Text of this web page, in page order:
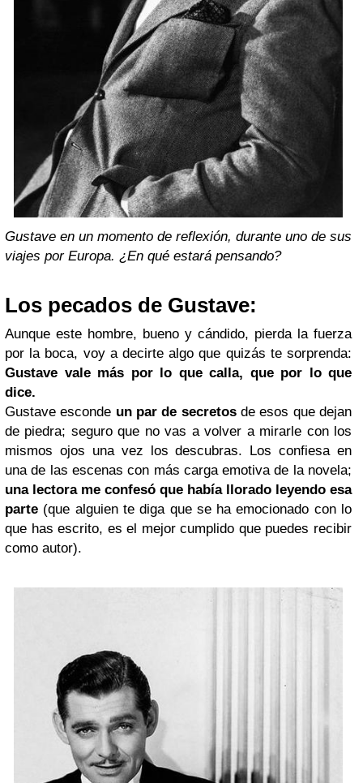
Gustave en un momento de reflexión, durante uno de sus
viajes por Europa. ¿En qué estará pensando?
Los pecados de Gustave:
Aunque este hombre, bueno y cándido, pierda la fuerza
por la boca, voy a decirte algo que quizás te sorprenda:
Gustave vale más por lo que calla, que por lo que
dice.
Gustave esconde un par de secretosde esos que dejan
de piedra; seguro que no vas a volver a mirarle con los
mismos ojos una vez los descubras. Los confiesa en
una de las escenas con más carga emotiva de la novela;
una lectora me confesó que había llorado leyendo esa
parte (que alguien te diga que se ha emocionado con lo
que has escrito, es el mejor cumplido que puedes recibir
como autor).